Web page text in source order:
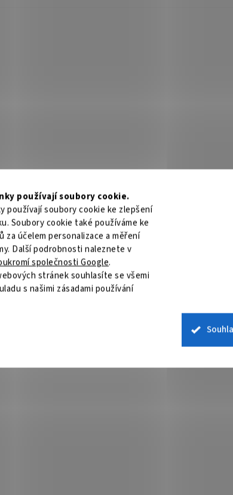
používají soubory cookie.
používají soubory cookie ke zlepšení
Soubory cookie také používáme ke
za účelem personalizace a měření
Další podrobnosti naleznete v
společnosti Google.
stránek souhlasíte se všemi
s našimi zásadami používání